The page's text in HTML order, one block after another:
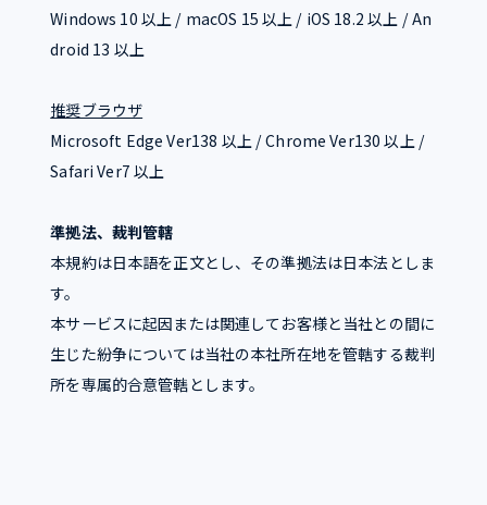
Windows 10 以上 / macOS 15 以上 / iOS 18.2 以上 / An
droid 13 以上
推奨ブラウザ
Microsoft Edge Ver138 以上 / Chrome Ver130 以上 /
Safari Ver7 以上
準拠法、裁判管轄
本規約は日本語を正文とし、その準拠法は日本法としま
す。
本サービスに起因または関連してお客様と当社との間に
生じた紛争については当社の本社所在地を管轄する裁判
所を専属的合意管轄とします。